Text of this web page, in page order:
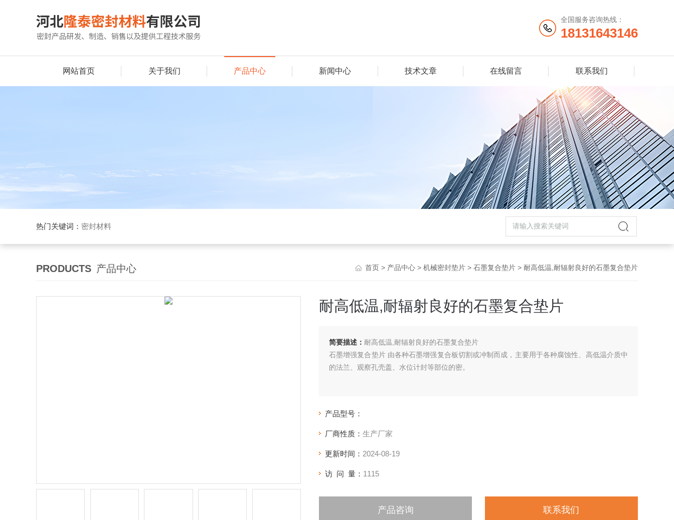
全国服务咨询热线：
18131643146
网站首页 关于我们 产品中心 新闻中心 技术文章 在线留言 联系我们
热门关键词： 密封材料
PRODUCTS 产品中心 首页 > 产品中心 > 机械密封垫片 > 石墨复合垫片 > 耐高低温,耐辐射良好的石墨复合垫片
耐高低温,耐辐射良好的石墨复合垫片
简要描述： 耐高低温,耐辐射良好的石墨复合垫片
石墨增强复合垫片 由各种石墨增强复合板切割或冲制而成，主要用于各种腐蚀性、高低温介质中
的法兰、观察孔壳盖、水位计封等部位的密。
产品型号：
厂商性质： 生产厂家
更新时间： 2024-08-19
访 问 量： 1115
产品咨询 联系我们